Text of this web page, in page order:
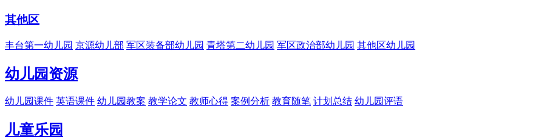
其他区
丰台第一幼儿园 京源幼儿部 军区装备部幼儿园 青塔第二幼儿园 军区政治部幼儿园 其他区幼儿园
幼儿园资源
幼儿园课件 英语课件 幼儿园教案 教学论文 教师心得 案例分析 教育随笔 计划总结 幼儿园评语
儿童乐园